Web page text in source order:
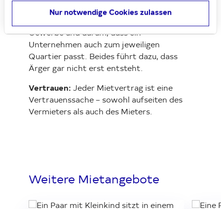
Nur notwendige Cookies zulassen
wir uns zum Beispiel um eine gute
Gewerbe und darum, dass ein
Unternehmen auch zum jeweiligen
Quartier passt. Beides führt dazu, dass
Ärger gar nicht erst entsteht.
Vertrauen: Jeder Mietvertrag ist eine
Vertrauenssache – sowohl aufseiten des
Vermieters als auch des Mieters.
Weitere Mietangebote